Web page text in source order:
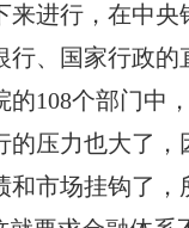
进行，在中
、国家行政
108个部门中
压力也大了
市场挂钩了